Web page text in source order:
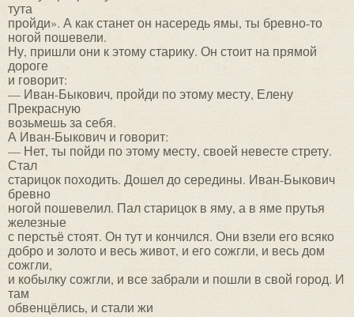
тута
пройди». А как станет он насередь ямы, ты бревно-то
ногой пошевели.
Ну, пришли они к этому старику. Он стоит на прямой
дороге
и говорит:
— Иван-Быкович, пройди по этому месту, Елену
Прекрасную
возьмешь за себя.
А Иван-Быкович и говорит:
— Нет, ты пойди по этому месту, своей невесте стрету.
Стал
старицок походить. Дошел до середины. Иван-Быкович
бревно
ногой пошевелил. Пал старицок в яму, а в яме прутья
железные
с перстьё стоят. Он тут и кончился. Они взели его всяко
добро и золото и весь живот, и его сожгли, и весь дом
сожгли,
и кобылку сожгли, и все забрали и пошли в свой город. И
там
обвенцёлись, и стали жи